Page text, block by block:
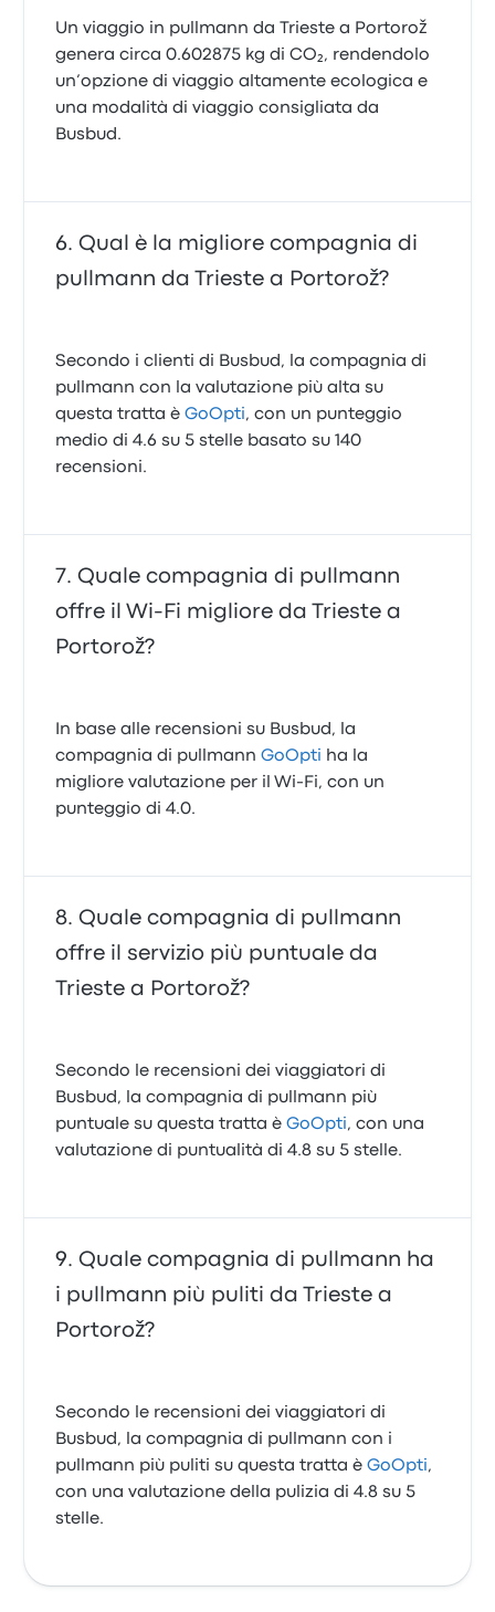
Un viaggio in pullmann da Trieste a Portorož
genera circa 0.602875 kg di CO₂, rendendolo
un’opzione di viaggio altamente ecologica e
una modalità di viaggio consigliata da
Busbud.
Qual è la migliore compagnia di
pullmann da Trieste a Portorož?
Secondo i clienti di Busbud, la compagnia di
pullmann con la valutazione più alta su
questa tratta èGoOpti, con un punteggio
medio di 4.6 su 5 stelle basato su 140
recensioni.
Quale compagnia di pullmann
offre il Wi‑Fi migliore da Trieste a
Portorož?
In base alle recensioni su Busbud, la
compagnia di pullmannGoOpti ha la
migliore valutazione per il Wi-Fi, con un
punteggio di 4.0.
Quale compagnia di pullmann
offre il servizio più puntuale da
Trieste a Portorož?
Secondo le recensioni dei viaggiatori di
Busbud, la compagnia di pullmann più
puntuale su questa tratta èGoOpti, con una
valutazione di puntualità di 4.8 su 5 stelle.
Quale compagnia di pullmann ha
i pullmann più puliti da Trieste a
Portorož?
Secondo le recensioni dei viaggiatori di
Busbud, la compagnia di pullmann con i
pullmann più puliti su questa tratta èGoOpti,
con una valutazione della pulizia di 4.8 su 5
stelle.